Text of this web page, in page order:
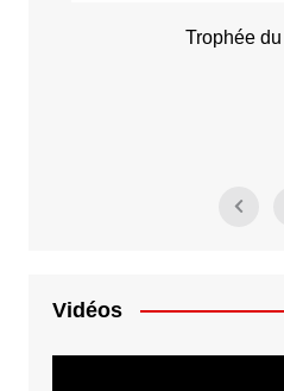
Trophée
Vidéos